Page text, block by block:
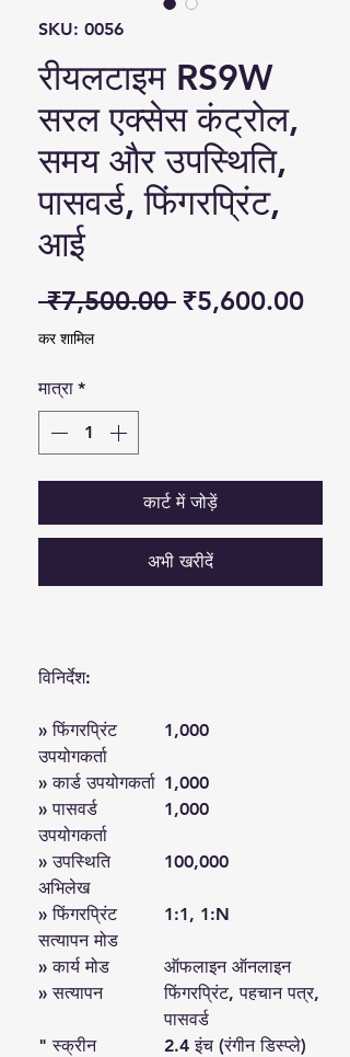
SKU: 0056
रीयलटाइम RS9W
सरल एक्सेस कंट्रोल,
समय और उपस्थिति,
पासवर्ड, फिंगरप्रिंट,
आई
₹7,500.00 नियमित मूल्य
₹5,600.00
कर शामिल
मात्रा *
कार्ट में जोड़ें
अभी खरीदें
विनिर्देश:
» फिंगरप्रिंट
उपयोगकर्ता
1,000
» कार्ड उपयोगकर्ता 1,000
» पासवर्ड
उपयोगकर्ता
1,000
» उपस्थिति
अभिलेख
100,000
» फिंगरप्रिंट
सत्यापन मोड
1:1, 1:N
» कार्य मोड
ऑफलाइन ऑनलाइन
» सत्यापन
फिंगरप्रिंट, पहचान पत्र,
पासवर्ड
" स्क्रीन
2.4 इंच (रंगीन डिस्प्ले)